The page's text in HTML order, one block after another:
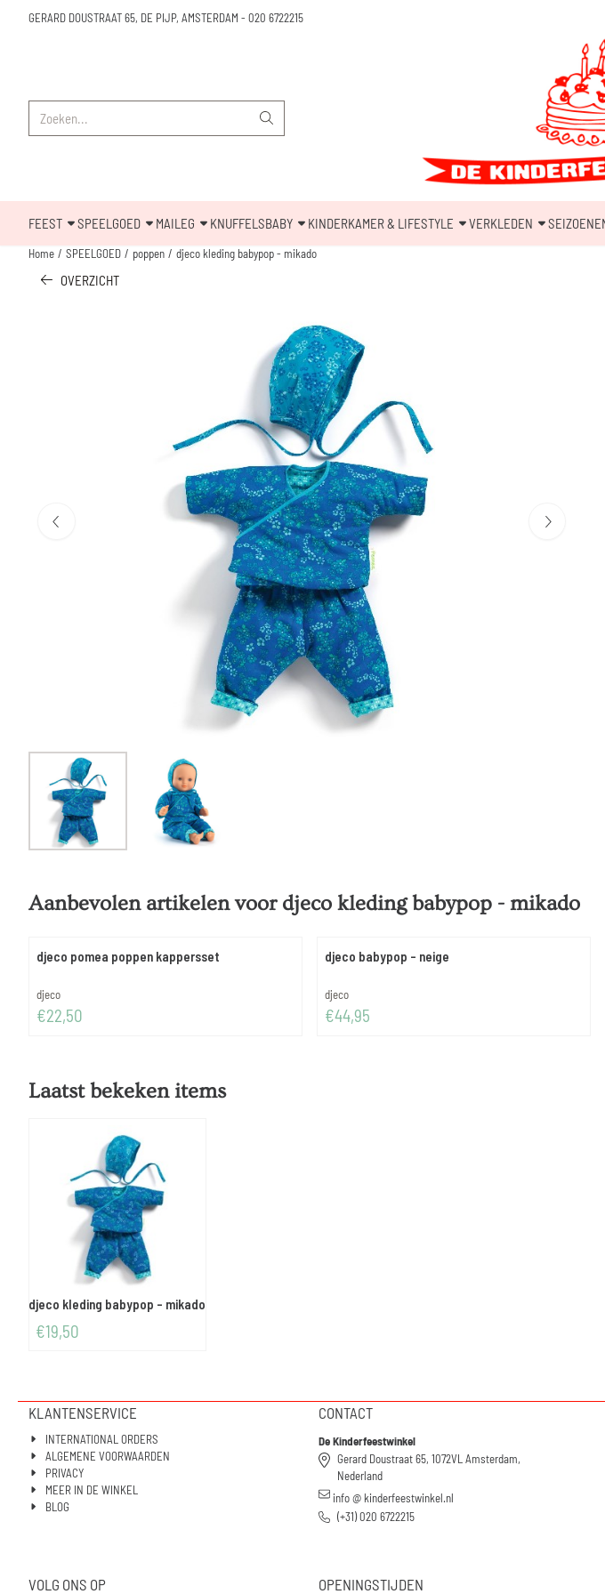
GERARD DOUSTRAAT 65, DE PIJP, AMSTERDAM - 020 6722215
FEEST SPEELGOED MAILEG KNUFFELSBABY KINDERKAMER & LIFESTYLE VERKLEDEN
Home / SPEELGOED / poppen / djeco kleding babypop - mikado
OVERZICHT
Aanbevolen artikelen voor djeco kleding babypop - mikado
djeco pomea poppen kappersset
Merk:
djeco
Prijs: 22,50
€22,50
djeco babypop - neige
Merk:
djeco
Prijs: 44,95
€44,95
Laatst bekeken items
djeco kleding babypop - mikado
€19,50
KLANTENSERVICE
INTERNATIONAL ORDERS
ALGEMENE VOORWAARDEN
PRIVACY
MEER IN DE WINKEL
BLOG
CONTACT
De Kinderfeestwinkel
Gerard Doustraat 65, 1072VL Amsterdam,
Nederland
info @ kinderfeestwinkel.nl
(+31) 020 6722215
VOLG ONS OP OPENINGSTIJDEN